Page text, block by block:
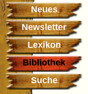
Neues
Newsletter
Lexikon
Bibliothek
Suche